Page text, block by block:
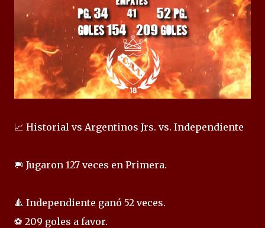
📈 Historial vs Argentinos Jrs. vs. Independiente
🥅 Jugaron 127 veces en Primera.
🔺 Independiente ganó 52 veces.
⚽ 209 goles a favor.